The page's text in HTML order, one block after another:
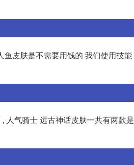
皮肤是不需要用钱的 我们使用技能
人气骑士 远古神话皮肤一共有两款是